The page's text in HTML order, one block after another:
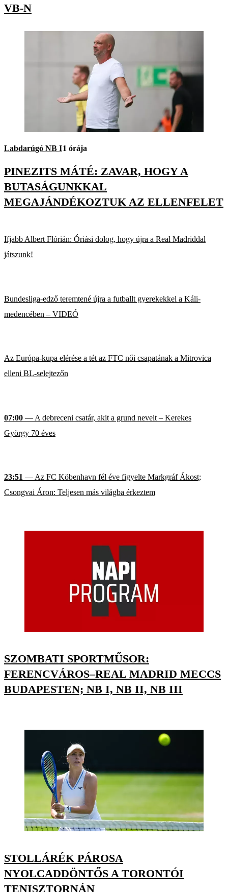
VB-N
Labdarúgó NB I1 órája
PINEZITS MÁTÉ: ZAVAR, HOGY A
BUTASÁGUNKKAL
MEGAJÁNDÉKOZTUK AZ ELLENFELET
Ifjabb Albert Flórián: Óriási dolog, hogy újra a Real Madriddal
játszunk!
Bundesliga-edző teremtené újra a futballt gyerekekkel a Káli-
medencében – VIDEÓ
Az Európa-kupa elérése a tét az FTC női csapatának a Mitrovica
elleni BL-selejtezőn
07:00 — A debreceni csatár, akit a grund nevelt – Kerekes
György 70 éves
23:51 — Az FC Köbenhavn fél éve figyelte Markgráf Ákost;
Csongvai Áron: Teljesen más világba érkeztem
SZOMBATI SPORTMŰSOR:
FERENCVÁROS–REAL MADRID MECCS
BUDAPESTEN; NB I, NB II, NB III
STOLLÁRÉK PÁROSA
NYOLCADDÖNTŐS A TORONTÓI
TENISZTORNÁN